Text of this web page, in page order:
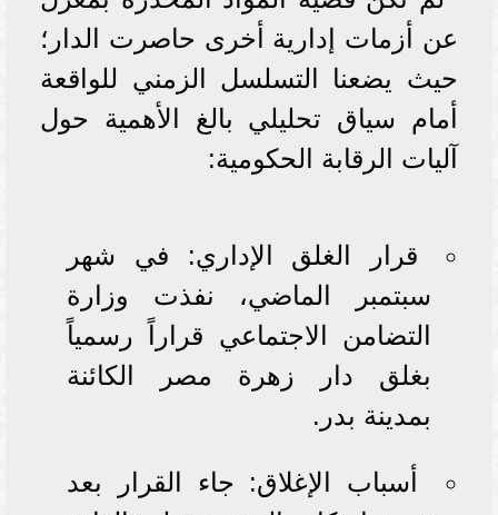
عن أزمات إدارية أخرى حاصرت الدار؛
حيث يضعنا التسلسل الزمني للواقعة
أمام سياق تحليلي بالغ الأهمية حول
آليات الرقابة الحكومية:
قرار الغلق الإداري: في شهر
سبتمبر الماضي، نفذت وزارة
التضامن الاجتماعي قراراً رسمياً
بغلق دار زهرة مصر الكائنة
بمدينة بدر.
أسباب الإغلاق: جاء القرار بعد